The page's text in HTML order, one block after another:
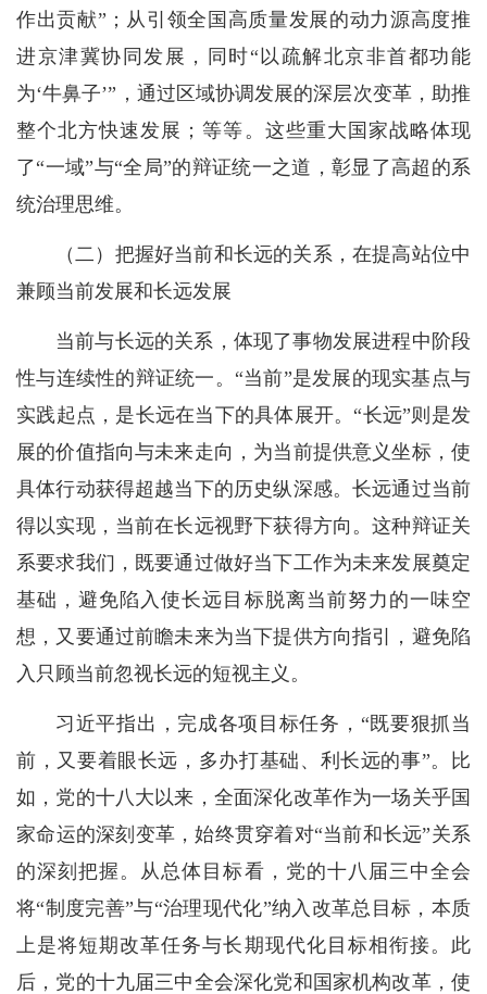
作出贡献”；从引领全国高质量发展的动力源高度推
进京津冀协同发展，同时“以疏解北京非首都功能
为‘牛鼻子’”，通过区域协调发展的深层次变革，助推
整个北方快速发展；等等。这些重大国家战略体现
了“一域”与“全局”的辩证统一之道，彰显了高超的系
统治理思维。
（二）把握好当前和长远的关系，在提高站位中
兼顾当前发展和长远发展
当前与长远的关系，体现了事物发展进程中阶段
性与连续性的辩证统一。“当前”是发展的现实基点与
实践起点，是长远在当下的具体展开。“长远”则是发
展的价值指向与未来走向，为当前提供意义坐标，使
具体行动获得超越当下的历史纵深感。长远通过当前
得以实现，当前在长远视野下获得方向。这种辩证关
系要求我们，既要通过做好当下工作为未来发展奠定
基础，避免陷入使长远目标脱离当前努力的一味空
想，又要通过前瞻未来为当下提供方向指引，避免陷
入只顾当前忽视长远的短视主义。
习近平指出，完成各项目标任务，“既要狠抓当
前，又要着眼长远，多办打基础、利长远的事”。比
如，党的十八大以来，全面深化改革作为一场关乎国
家命运的深刻变革，始终贯穿着对“当前和长远”关系
的深刻把握。从总体目标看，党的十八届三中全会
将“制度完善”与“治理现代化”纳入改革总目标，本质
上是将短期改革任务与长期现代化目标相衔接。此
后，党的十九届三中全会深化党和国家机构改革，使